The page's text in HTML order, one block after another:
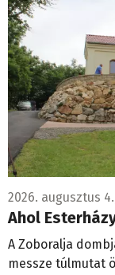
2026. augusztus
Ahol
A Zoboralja
messze túlmutat